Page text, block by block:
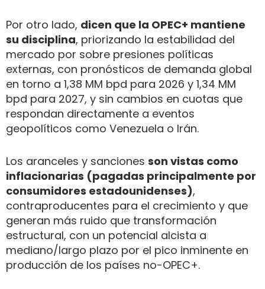
Por otro lado, dicen que la OPEC+ mantiene
su disciplina, priorizando la estabilidad del
mercado por sobre presiones políticas
externas, con pronósticos de demanda global
en torno a 1,38 MM bpd para 2026 y 1,34 MM
bpd para 2027, y sin cambios en cuotas que
respondan directamente a eventos
geopolíticos como Venezuela o Irán.
Los aranceles y sanciones son vistas como
inflacionarias (pagadas principalmente por
consumidores estadounidenses),
contraproducentes para el crecimiento y que
generan más ruido que transformación
estructural, con un potencial alcista a
mediano/largo plazo por el pico inminente en
producción de los países no-OPEC+.